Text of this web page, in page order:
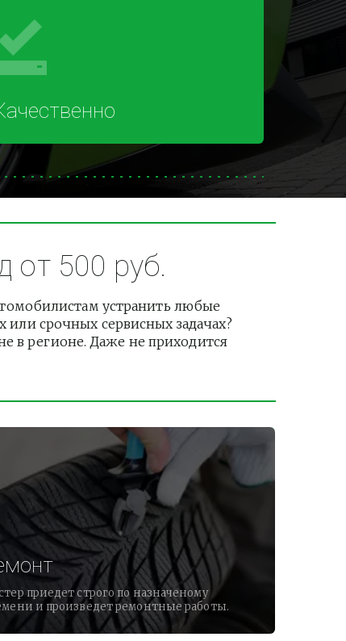
500 руб.
устранить любые
или срочных сервисных задачах?
в регионе. Даже не приходится
приедет строго по назначеному
и произведет ремонтные работы.